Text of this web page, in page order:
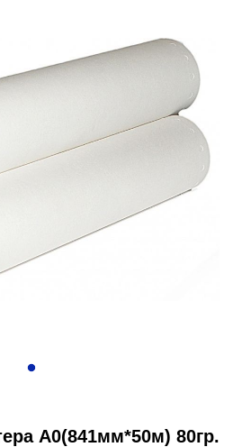
A0(841мм*50м) 80гр.